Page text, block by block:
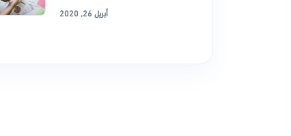
أبريل 26, 2020